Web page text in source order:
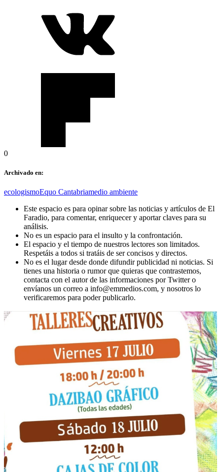
0
Archivado en:
ecologismoEquo Cantabriamedio ambiente
Este espacio es para opinar sobre las noticias y artículos de El
Faradio, para comentar, enriquecer y aportar claves para su
análisis.
No es un espacio para el insulto y la confrontación.
El espacio y el tiempo de nuestros lectores son limitados.
Respetáis a todos si tratáis de ser concisos y directos.
No es el lugar desde donde difundir publicidad ni noticias. Si
tienes una historia o rumor que quieras que contrastemos,
contacta con el autor de las informaciones por Twitter o
envíanos un correo a info@emmedios.com, y nosotros lo
verificaremos para poder publicarlo.